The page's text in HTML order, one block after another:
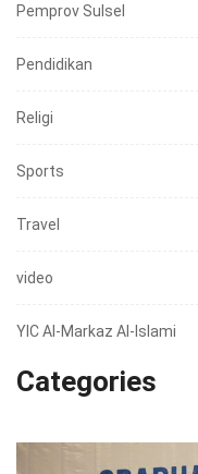
Pemprov Sulsel
Pendidikan
Religi
Sports
Travel
video
YIC Al-Markaz Al-Islami
Categories